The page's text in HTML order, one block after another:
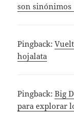
son
Pingback:
hojalata
Pingback:Big
para explorar